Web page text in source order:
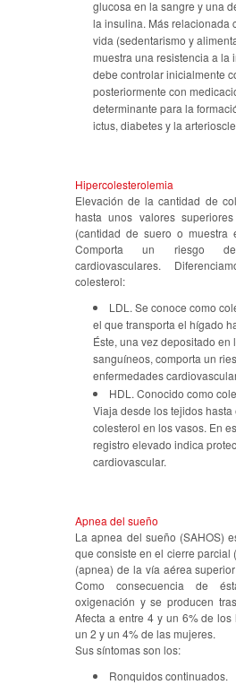
glucosa en la sangre y una
la insulina. Más relacionada
vida (sedentarismo y
muestra una resistencia a la
debe controlar inicialmente
posteriormente con
determinante para la
ictus, diabetes y la
Hipercolesterolemia
Elevación de la cantidad de
hasta unos valores
(cantidad de suero o muestra
Comporta un riesgo de
cardiovasculares.
colesterol:
LDL. Se conoce como
el que transporta el hígado
Éste, una vez depositado en
sanguíneos, comporta un
enfermedades
HDL. Conocido como
Viaja desde los tejidos
colesterol en los vasos. En
registro elevado indica
cardiovascular.
Apnea del sueño
La apnea del sueño (SAHOS)
que consiste en el cierre parcial
(apnea) de la vía aérea
Como consecuencia de
oxigenación y se producen
Afecta a entre 4 y un 6% de los
un 2 y un 4% de las mujeres.
Sus síntomas son los:
Ronquidos continuados.